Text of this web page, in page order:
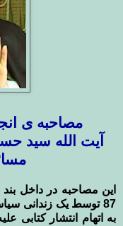
مصاحبه ی
آیت الله سید
این مصاحبه در داخل
87 توسط یک زندانی
به اتهام انتشار کتابی